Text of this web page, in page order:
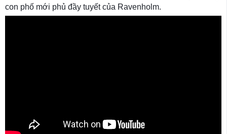
con phố mới phủ đầy tuyết của Ravenholm.